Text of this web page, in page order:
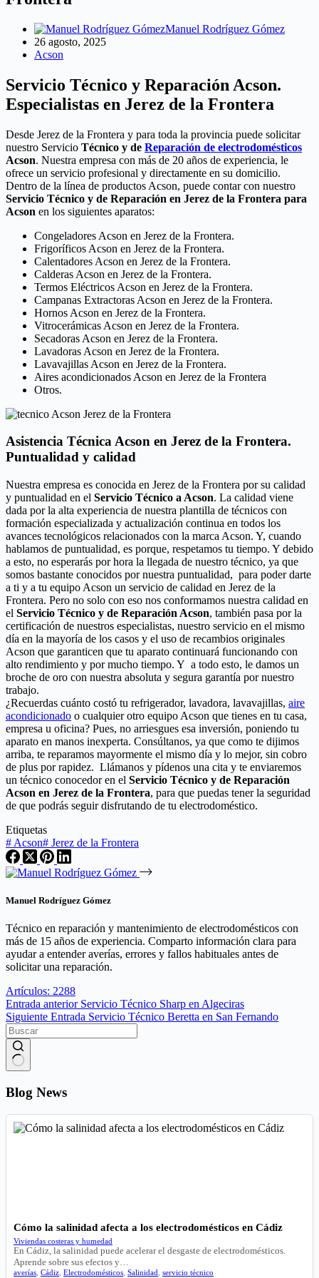
Manuel Rodríguez Gómez
26 agosto, 2025
Acson
Servicio Técnico y Reparación Acson.
Especialistas en Jerez de la Frontera
Desde Jerez de la Frontera y para toda la provincia puede solicitar
nuestro Servicio Técnico y de Reparación de electrodomésticos
Acson. Nuestra empresa con más de 20 años de experiencia, le
ofrece un servicio profesional y directamente en su domicilio.
Dentro de la línea de productos Acson, puede contar con nuestro
Servicio Técnico y de Reparación en Jerez de la Frontera para
Acson en los siguientes aparatos:
Congeladores Acson en Jerez de la Frontera.
Frigoríficos Acson en Jerez de la Frontera.
Calentadores Acson en Jerez de la Frontera.
Calderas Acson en Jerez de la Frontera.
Termos Eléctricos Acson en Jerez de la Frontera.
Campanas Extractoras Acson en Jerez de la Frontera.
Hornos Acson en Jerez de la Frontera.
Vitrocerámicas Acson en Jerez de la Frontera.
Secadoras Acson en Jerez de la Frontera.
Lavadoras Acson en Jerez de la Frontera.
Lavavajillas Acson en Jerez de la Frontera.
Aires acondicionados Acson en Jerez de la Frontera
Otros.
Asistencia Técnica Acson en Jerez de la Frontera.
Puntualidad y calidad
Nuestra empresa es conocida en Jerez de la Frontera por su calidad
y puntualidad en el Servicio Técnico a Acson. La calidad viene
dada por la alta experiencia de nuestra plantilla de técnicos con
formación especializada y actualización continua en todos los
avances tecnológicos relacionados con la marca Acson. Y, cuando
hablamos de puntualidad, es porque, respetamos tu tiempo. Y debido
a esto, no esperarás por hora la llegada de nuestro técnico, ya que
somos bastante conocidos por nuestra puntualidad, para poder darte
a ti y a tu equipo Acson un servicio de calidad en Jerez de la
Frontera. Pero no solo con eso nos conformamos nuestra calidad en
el Servicio Técnico y de Reparación Acson, también pasa por la
certificación de nuestros especialistas, nuestro servicio en el mismo
día en la mayoría de los casos y el uso de recambios originales
Acson que garanticen que tu aparato continuará funcionando con
alto rendimiento y por mucho tiempo. Y a todo esto, le damos un
broche de oro con nuestra absoluta y segura garantía por nuestro
trabajo.
¿Recuerdas cuánto costó tu refrigerador, lavadora, lavavajillas, aire
acondicionado o cualquier otro equipo Acson que tienes en tu casa,
empresa u oficina? Pues, no arriesgues esa inversión, poniendo tu
aparato en manos inexperta. Consúltanos, ya que como te dijimos
arriba, te reparamos mayormente el mismo día y lo mejor, sin cobro
de plus por rapidez. Llámanos y pídenos una cita y te enviaremos
un técnico conocedor en el Servicio Técnico y de Reparación
Acson en Jerez de la Frontera, para que puedas tener la seguridad
de que podrás seguir disfrutando de tu electrodoméstico.
Etiquetas
# Acson# Jerez de la Frontera
Manuel Rodríguez Gómez
Técnico en reparación y mantenimiento de electrodomésticos con
más de 15 años de experiencia. Comparto información clara para
ayudar a entender averías, errores y fallos habituales antes de
solicitar una reparación.
Artículos: 2288
Entrada anterior Servicio Técnico Sharp en Algeciras
Siguiente Entrada Servicio Técnico Beretta en San Fernando
resultados
Blog News
Cómo la salinidad afecta a los electrodomésticos en Cádiz
Viviendas costeras y humedad
En Cádiz, la salinidad puede acelerar el desgaste de electrodomésticos.
Aprende sobre sus efectos y…
averías Cádiz Electrodomésticos Salinidad servicio técnico